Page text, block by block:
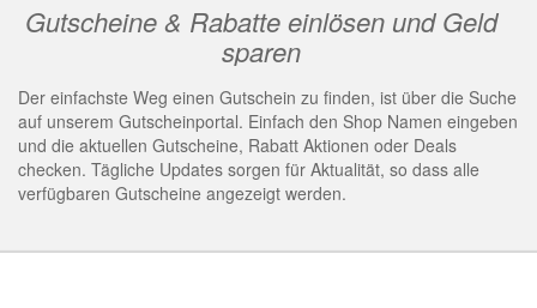
Gutscheine & Rabatte einlösen und Geld
sparen
Der einfachste Weg einen Gutschein zu finden, ist über die Suche
auf unserem Gutscheinportal. Einfach den Shop Namen eingeben
und die aktuellen Gutscheine, Rabatt Aktionen oder Deals
checken. Tägliche Updates sorgen für Aktualität, so dass alle
verfügbaren Gutscheine angezeigt werden.